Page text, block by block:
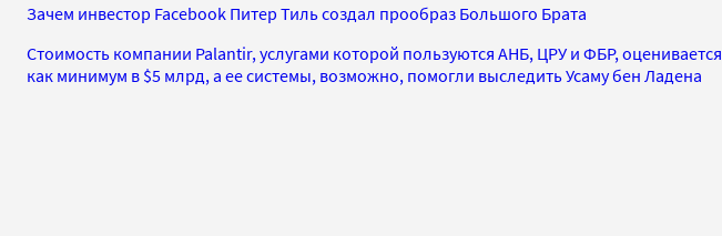
Зачем инвестор Facebook Питер Тиль создал прообраз Большого Брата
Стоимость компании Palantir, услугами которой пользуются АНБ, ЦРУ и ФБР, оценивается
как минимум в $5 млрд, а ее системы, возможно, помогли выследить Усаму бен Ладена